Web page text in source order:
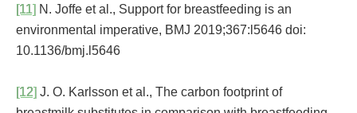
[11] N. Joffe et al., Support for breastfeeding is an
environmental imperative, BMJ 2019;367:l5646 doi:
10.1136/bmj.l5646
[12] J. O. Karlsson et al., The carbon footprint of